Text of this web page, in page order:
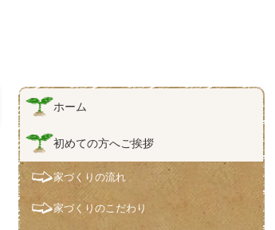
ホーム
初めての方へご挨拶
家づくりの流れ
家づくりのこだわり